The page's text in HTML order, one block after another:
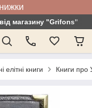
магазину "Grifons"
елітні книги Книги про